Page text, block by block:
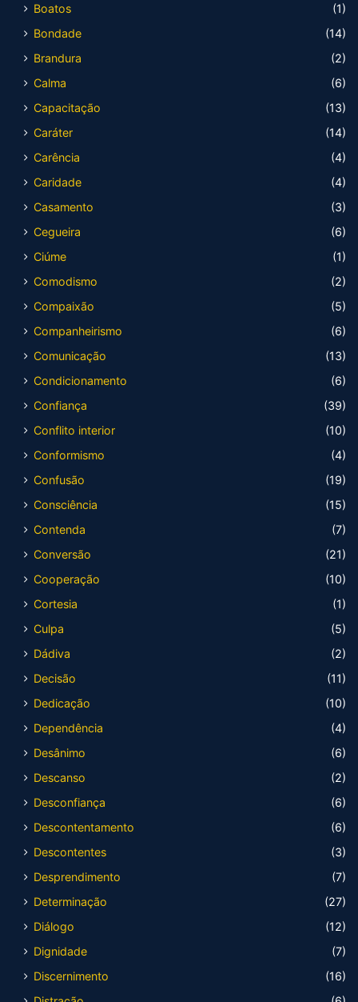
Boatos
(1)
Bondade
(14)
Brandura
(2)
Calma
(6)
Capacitação
(13)
Caráter
(14)
Carência
(4)
Caridade
(4)
Casamento
(3)
Cegueira
(6)
Ciúme
(1)
Comodismo
(2)
Compaixão
(5)
Companheirismo
(6)
Comunicação
(13)
Condicionamento
(6)
Confiança
(39)
Conflito interior
(10)
Conformismo
(4)
Confusão
(19)
Consciência
(15)
Contenda
(7)
Conversão
(21)
Cooperação
(10)
Cortesia
(1)
Culpa
(5)
Dádiva
(2)
Decisão
(11)
Dedicação
(10)
Dependência
(4)
Desânimo
(6)
Descanso
(2)
Desconfiança
(6)
Descontentamento
(6)
Descontentes
(3)
Desprendimento
(7)
Determinação
(27)
Diálogo
(12)
Dignidade
(7)
Discernimento
(16)